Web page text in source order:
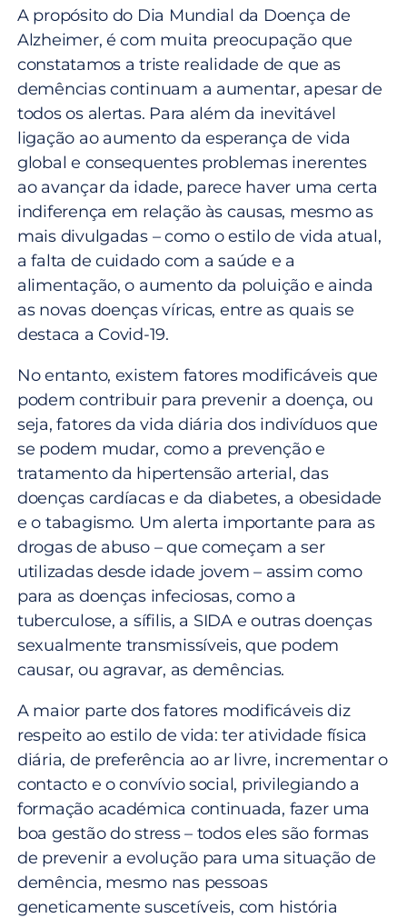
A propósito do Dia Mundial da Doença de
Alzheimer, é com muita preocupação que
constatamos a triste realidade de que as
demências continuam a aumentar, apesar de
todos os alertas. Para além da inevitável
ligação ao aumento da esperança de vida
global e consequentes problemas inerentes
ao avançar da idade, parece haver uma certa
indiferença em relação às causas, mesmo as
mais divulgadas – como o estilo de vida atual,
a falta de cuidado com a saúde e a
alimentação, o aumento da poluição e ainda
as novas doenças víricas, entre as quais se
destaca a Covid-19.
No entanto, existem fatores modificáveis que
podem contribuir para prevenir a doença, ou
seja, fatores da vida diária dos indivíduos que
se podem mudar, como a prevenção e
tratamento da hipertensão arterial, das
doenças cardíacas e da diabetes, a obesidade
e o tabagismo. Um alerta importante para as
drogas de abuso – que começam a ser
utilizadas desde idade jovem – assim como
para as doenças infeciosas, como a
tuberculose, a sífilis, a SIDA e outras doenças
sexualmente transmissíveis, que podem
causar, ou agravar, as demências.
A maior parte dos fatores modificáveis diz
respeito ao estilo de vida: ter atividade física
diária, de preferência ao ar livre, incrementar o
contacto e o convívio social, privilegiando a
formação académica continuada, fazer uma
boa gestão do stress – todos eles são formas
de prevenir a evolução para uma situação de
demência, mesmo nas pessoas
geneticamente suscetíveis, com história